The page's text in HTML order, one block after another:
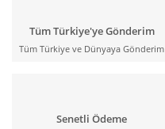
Tüm Türkiye'ye Gönderim
Tüm Türkiye ve Dünyaya Gönderim
Senetli Ödeme